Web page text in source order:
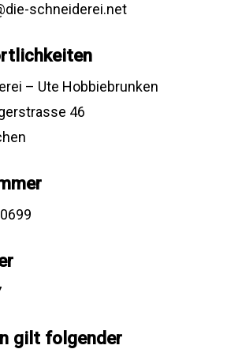
schneiderei.net
– Ute Hobbiebrunken
46
gilt folgender